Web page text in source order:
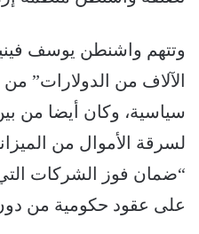
وتتهم واشنطن يوسف
الآلاف من الدولارات”
سياسية، وكان أيضا من
لسرقة الأموال من
“ضمان فوز الشركات
على عقود حكومية من